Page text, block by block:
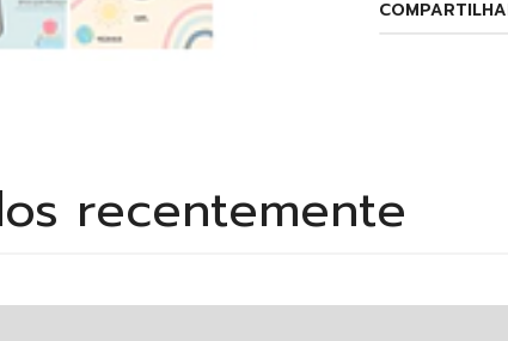
recentemente